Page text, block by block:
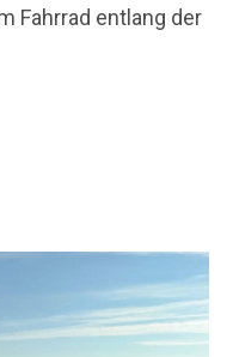
Fahrrad entlang der